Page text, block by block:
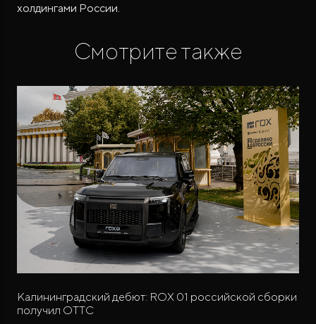
холдингами России.
Смотрите также
Калининградский дебют: ROX 01 российской сборки
получил ОТТС